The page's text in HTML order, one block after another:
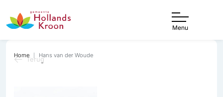
Menu
Home Hans van der Woude
Terug